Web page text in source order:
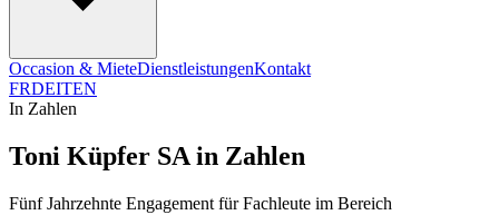
Occasion & MieteDienstleistungenKontakt
FRDEITEN
In Zahlen
Toni Küpfer SA in Zahlen
Fünf Jahrzehnte Engagement für Fachleute im Bereich